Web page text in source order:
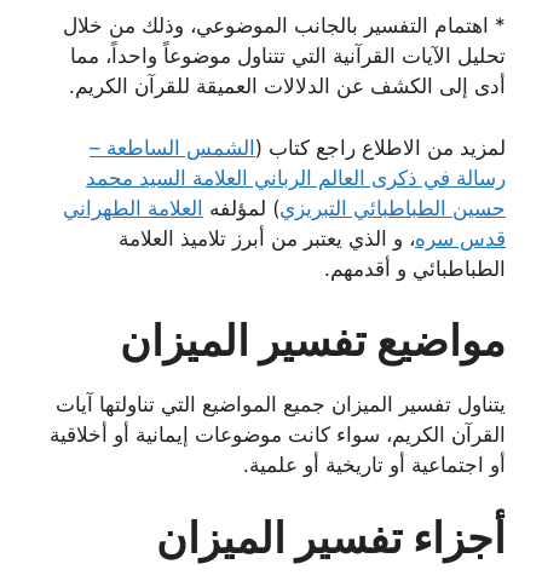
* اهتمام التفسير بالجانب الموضوعي، وذلك من خلال
تحليل الآيات القرآنية التي تتناول موضوعاً واحداً، مما
أدى إلى الكشف عن الدلالات العميقة للقرآن الكريم.
لمزيد من الاطلاع راجع كتاب (الشمس الساطعة –
رسالة في ذكرى العالم الرباني العلامة السيد محمد
حسين الطباطبائي التبريزي‏) لمؤلفه العلامة الطهراني
قدس سره، و الذي يعتبر من أبرز تلاميذ العلامة
الطباطبائي و أقدمهم.
مواضيع تفسير الميزان
يتناول تفسير الميزان جميع المواضيع التي تناولتها آيات
القرآن الكريم، سواء كانت موضوعات إيمانية أو أخلاقية
أو اجتماعية أو تاريخية أو علمية.
أجزاء تفسير الميزان